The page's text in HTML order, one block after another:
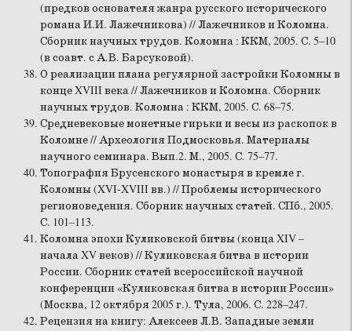
(предков основателя жанра русского исторического
романа И.И. Лажечникова) // Лажечников и Коломна.
Сборник научных трудов. Коломна : ККМ, 2005. С. 5–10
(в соавт. с А.В. Барсуковой).
О реализации плана регулярной застройки Коломны в
конце XVIII века // Лажечников и Коломна. Сборник
научных трудов. Коломна : ККМ, 2005. С. 68–75.
Средневековые монетные гирьки и весы из раскопок в
Коломне // Археология Подмосковья. Материалы
научного семинара. Вып.2. М., 2005. С. 75–77.
Топография Брусенского монастыря в кремле г.
Коломны (XVI-XVIII вв.) // Проблемы исторического
регионоведения. Сборник научных статей. СПб., 2005.
С. 101–113.
Коломна эпохи Куликовской битвы (конца XIV –
начала XV веков) // Куликовская битва в истории
России. Сборник статей всероссийской научной
конференции «Куликовская битва в истории России»
(Москва, 12 октября 2005 г.). Тула, 2006. С. 228–247.
Рецензия на книгу: Алексеев Л.В. Западные земли